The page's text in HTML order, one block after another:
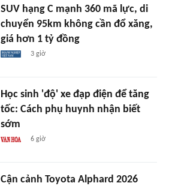
SUV hạng C mạnh 360 mã lực, di
chuyển 95km không cần đổ xăng,
giá hơn 1 tỷ đồng
3 giờ
Học sinh 'độ' xe đạp điện để tăng
tốc: Cách phụ huynh nhận biết
sớm
6 giờ
Cận cảnh Toyota Alphard 2026